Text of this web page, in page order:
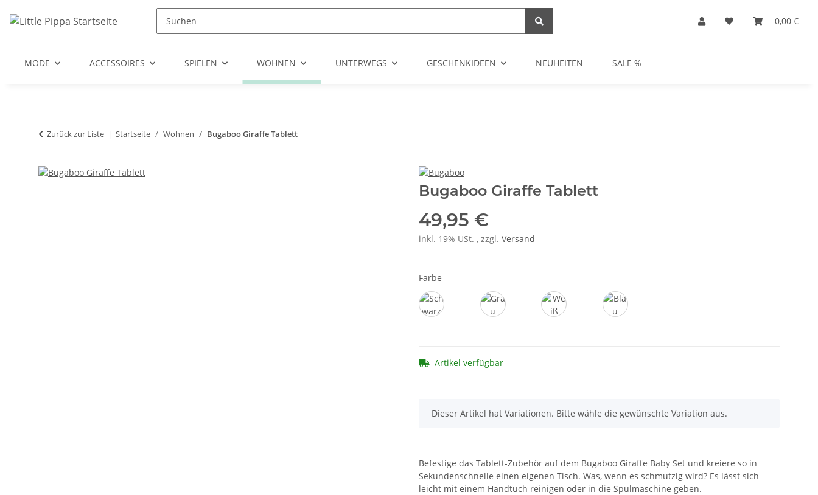
0,00 €
MODE ACCESSOIRES SPIELEN WOHNEN UNTERWEGS GESCHENKIDEEN NEUHEITEN SALE %
Zurück zur Liste Startseite Wohnen Bugaboo Giraffe Tablett
Bugaboo Giraffe Tablett
49,95 €
inkl. 19% USt. , zzgl. Versand
Farbe
Artikel verfügbar
x
Dieser Artikel hat Variationen. Bitte wähle die gewünschte Variation aus.
Befestige das Tablett-Zubehör auf dem Bugaboo Giraffe Baby Set und kreiere so in
Sekundenschnelle einen eigenen Tisch. Was, wenn es schmutzig wird? Es lässt sich
leicht mit einem Handtuch reinigen oder in die Spülmaschine geben.